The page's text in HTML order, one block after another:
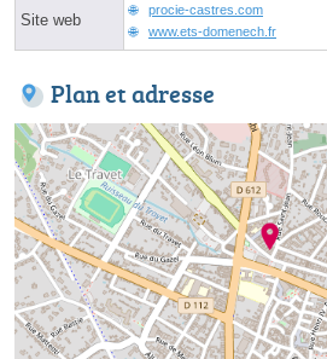
Site web
procie-castres.com
www.ets-domenech.fr
Plan et adresse